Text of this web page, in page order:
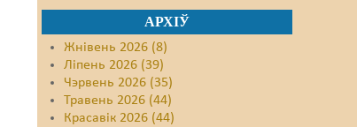
АРХІЎ
Жнівень 2026 (8)
Ліпень 2026 (39)
Чэрвень 2026 (35)
Травень 2026 (44)
Красавік 2026 (44)